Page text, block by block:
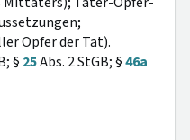
Opfer der Tat).
§ 25Abs. 2 StGB; §46a